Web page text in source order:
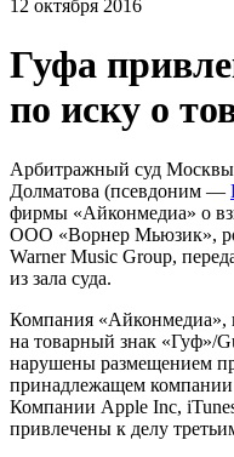
12 октября 2016
Гуфа
по иску о
Арбитражный суд Москвы
Долматова (псевдоним —
фирмы «Айконмедиа» о
ООО «Ворнер Мьюзик»,
Warner Music Group,
из зала суда.
Компания «Айконмедиа»,
на товарный знак «Гуф»/
нарушены размещением
принадлежащем компании
Компании Apple Inc,
привлечены к делу